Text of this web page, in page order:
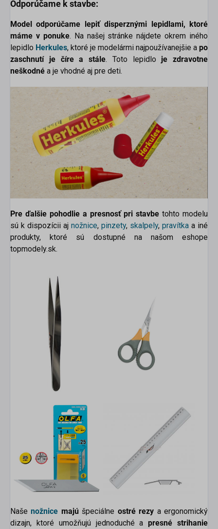
Odporúčame k stavbe:
Model odporúčame lepiť disperznými lepidlami, ktoré
máme v ponuke. Na našej stránke nájdete okrem iného
lepidlo Herkules, ktoré je modelármi najpoužívanejšie a po
zaschnutí je číre a stále. Toto lepidlo je zdravotne
neškodné a je vhodné aj pre deti.
Pre ďalšie pohodlie a presnosť pri stavbe tohto modelu
sú k dispozícii aj nožnice, pinzety, skalpely, pravítka a iné
produkty, ktoré sú dostupné na našom eshope
topmodely.sk.
Našenožnice majú špeciálne ostré rezy a ergonomický
dizajn, ktoré umožňujú jednoduché a presné strihanie